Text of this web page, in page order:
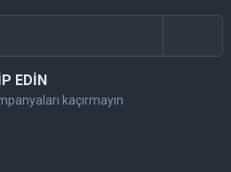
EDİN
kaçırmayın